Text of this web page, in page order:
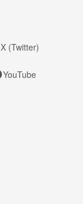
X (Twitter)
YouTube